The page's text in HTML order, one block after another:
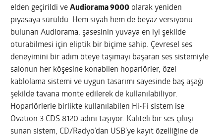
elden geçirildi veAudiorama 9000 olarak yeniden
piyasaya sürüldü. Hem siyah hem de beyaz versiyonu
bulunan Audiorama, şasesinin yuvaya en iyi şekilde
oturabilmesi için eliptik bir biçime sahip. Çevresel ses
deneyimini bir adım öteye taşımayı başaran ses sistemiyle
salonun her köşesine konabilen hoparlörler, özel
kablolama sistemi ve uygun tasarımı sayesinde baş aşağı
şekilde tavana monte edilerek de kullanılabiliyor.
Hoparlörlerle birlikte kullanılabilen Hi-Fi sistem ise
Ovation 3 CDS 8120 adını taşıyor. Kaliteli bir ses çıkışı
sunan sistem, CD/Radyo’dan USB’ye kayıt özelliğine de